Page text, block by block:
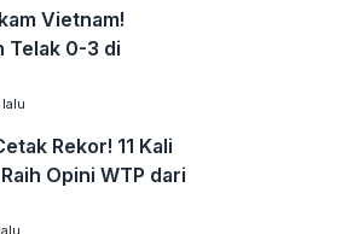
Vietnam!
Telak 0-3 di
Rekor! 11 Kali
Opini WTP dari